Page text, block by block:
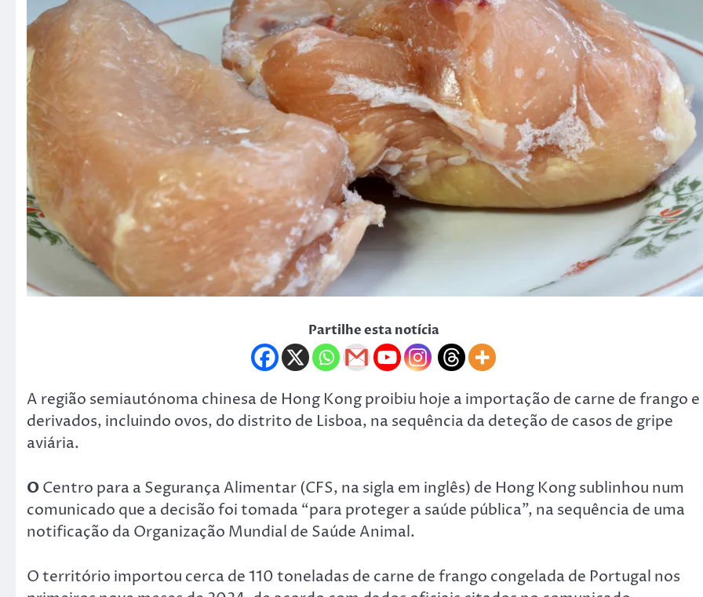
Partilhe esta notícia
A região semiautónoma chinesa de Hong Kong proibiu hoje a importação de carne de frango e
derivados, incluindo ovos, do distrito de Lisboa, na sequência da deteção de casos de gripe
aviária.
OCentro para a Segurança Alimentar (CFS, na sigla em inglês) de Hong Kong sublinhou num
comunicado que a decisão foi tomada “para proteger a saúde pública”, na sequência de uma
notificação da Organização Mundial de Saúde Animal.
O território importou cerca de 110 toneladas de carne de frango congelada de Portugal nos